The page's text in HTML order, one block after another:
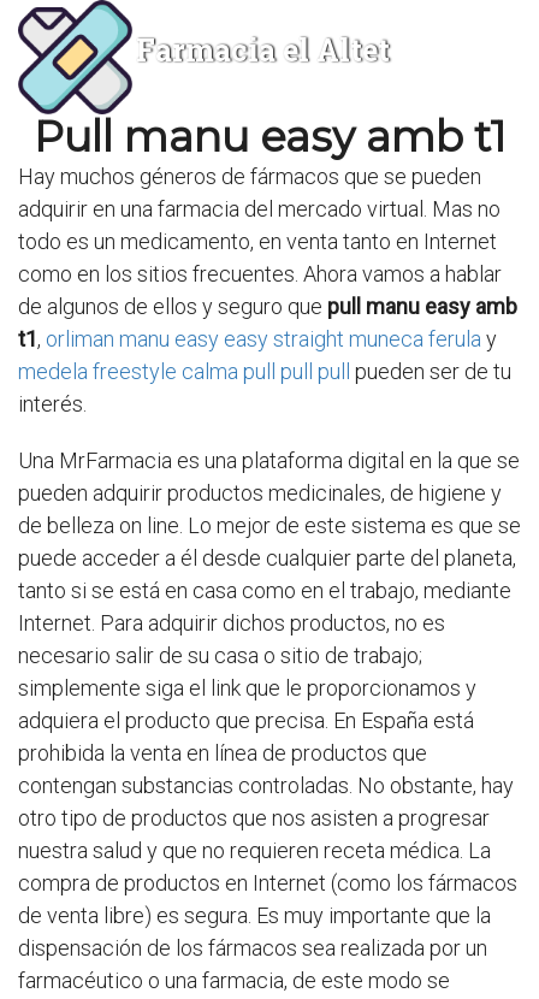
Farmacia el Altet
Pull manu easy amb t1
Hay muchos géneros de fármacos que se pueden
adquirir en una farmacia del mercado virtual. Mas no
todo es un medicamento, en venta tanto en Internet
como en los sitios frecuentes. Ahora vamos a hablar
de algunos de ellos y seguro que pull manu easy amb
t1, orliman manu easy easy straight muneca ferula y
medela freestyle calma pull pull pull
pueden ser de tu
interés.
Una MrFarmacia es una plataforma digital en la que se
pueden adquirir productos medicinales, de higiene y
de belleza on line. Lo mejor de este sistema es que se
puede acceder a él desde cualquier parte del planeta,
tanto si se está en casa como en el trabajo, mediante
Internet. Para adquirir dichos productos, no es
necesario salir de su casa o sitio de trabajo;
simplemente siga el link que le proporcionamos y
adquiera el producto que precisa. En España está
prohibida la venta en línea de productos que
contengan substancias controladas. No obstante, hay
otro tipo de productos que nos asisten a progresar
nuestra salud y que no requieren receta médica. La
compra de productos en Internet (como los fármacos
de venta libre) es segura. Es muy importante que la
dispensación de los fármacos sea realizada por un
farmacéutico o una farmacia, de este modo se